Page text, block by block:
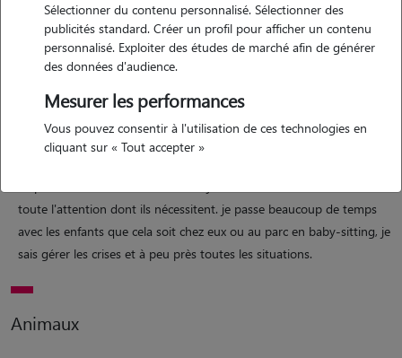
l'opportunité de garder les animaux des autres pour profiter au
moins un petit bout de temps avec eux et les chouchouter. a très
bientôt j'espère !
Expérience
toute l'attention dont ils nécessitent. je passe beaucoup de temps
avec les enfants que cela soit chez eux ou au parc en baby-sitting, je
sais gérer les crises et à peu près toutes les situations.
Animaux
Sélectionner du contenu personnalisé. Sélectionner des
publicités standard. Créer un profil pour afficher un contenu
personnalisé. Exploiter des études de marché afin de générer
des données d'audience.
Mesurer les performances
Vous pouvez consentir à l'utilisation de ces technologies en
cliquant sur « Tout accepter »